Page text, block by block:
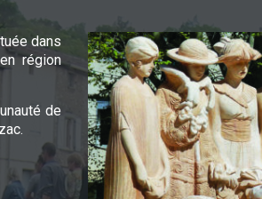
dans
région
de